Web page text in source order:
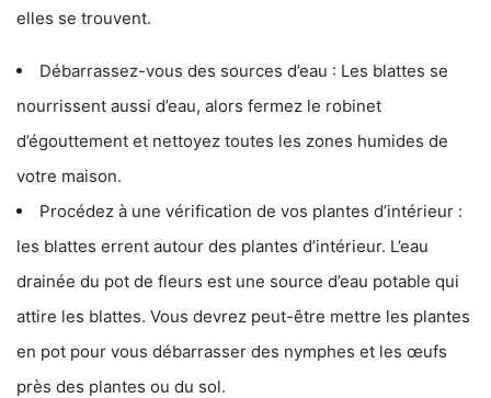
elles se trouvent.
Débarrassez-vous des sources d’eau : Les blattes se
nourrissent aussi d’eau, alors fermez le robinet
d’égouttement et nettoyez toutes les zones humides de
votre maison.
Procédez à une vérification de vos plantes d’intérieur :
les blattes errent autour des plantes d’intérieur. L’eau
drainée du pot de fleurs est une source d’eau potable qui
attire les blattes. Vous devrez peut-être mettre les plantes
en pot pour vous débarrasser des nymphes et les œufs
près des plantes ou du sol.